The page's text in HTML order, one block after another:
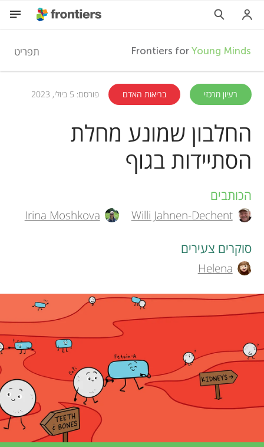
F
r
o
n
t
i
e
r
f
Frontiers forYoung Minds תפריט
HE
השתתפות
רעיון מרכזי בריאות האדם פורסם: 5 ביולי, 2023
החלבון שמונע מחלת
הסתיידות בגוף
A
u
t
h
o
s
n
הכותבים
Willi Jahnen-Dechent
Irina Moshkova
סוקרים צעירים
Helena